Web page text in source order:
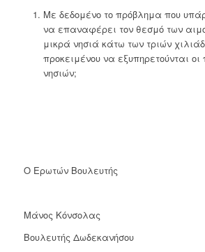
Με δεδομένο το πρόβλημα που
να επαναφέρει τον θεσμό των
μικρά νησιά κάτω των τριών
προκειμένου να εξυπηρετούνται
νησιών;
Ο Ερωτών Βουλευτής
Μάνος Κόνσολας
Βουλευτής Δωδεκανήσου